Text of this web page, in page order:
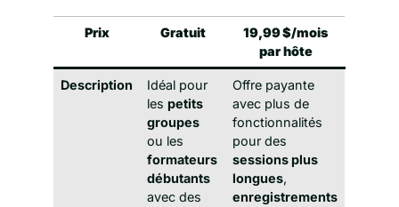
Prix Gratuit
19,99 $/mois
par hôte
Description
Idéal pour
lespetits
groupes
ou les
formateurs
débutants
avec des
Offre payante
avec plus de
fonctionnalités
pour des
sessions plus
longues,
enregistrements